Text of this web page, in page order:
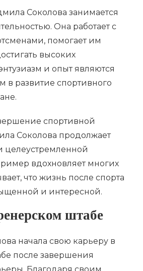
Соколова занимается
Она работает с
помогает им
высоких
и опыт являются
в развитие спортивного
спортивной
Соколова продолжает
целеустремленной
вдохновляет многих
что жизнь после спорта
и интересной.
штабе
начала свою карьеру в
после завершения